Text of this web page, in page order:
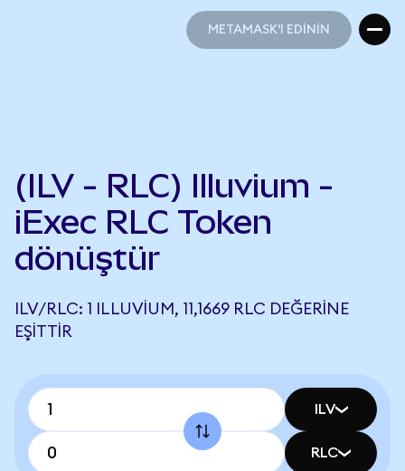
METAMASK'I EDİNİN
(ILV - RLC) Illuvium -
iExec RLC Token
dönüştür
ILV/RLC: 1 ILLUVIUM, 11,1669 RLC DEĞERINE
EŞITTIR
ILV
RLC